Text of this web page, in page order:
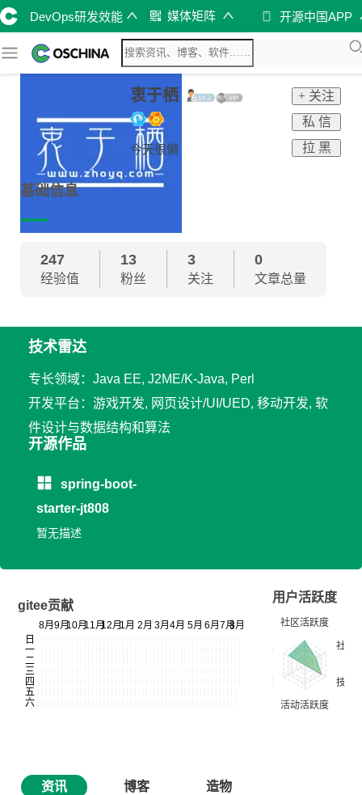
DevOps研发效能 媒体矩阵 开源中国APP
衷于栖
今天很懒
+ 关注
私 信
拉 黑
基础信息
247
经验值
13
粉丝
3
关注
0
文章总量
技术雷达
专长领域：Java EE, J2ME/K-Java, Perl
开发平台：游戏开发, 网页设计/UI/UED, 移动开发, 软
件设计与数据结构和算法
开源作品
spring-boot-
starter-jt808
暂无描述
gitee贡献
用户活跃度
资讯 博客
造物